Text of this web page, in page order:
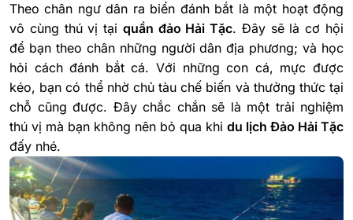
Theo chân ngư dân ra biển đánh bắt là một hoạt động
vô cùng thú vị tại quần đảo Hải Tặc. Đây sẽ là cơ hội
để bạn theo chân những người dân địa phương; và học
hỏi cách đánh bắt cá. Với những con cá, mực được
kéo, bạn có thể nhờ chủ tàu chế biến và thưởng thức tại
chỗ cũng được. Đây chắc chắn sẽ là một trải nghiệm
thú vị mà bạn không nên bỏ qua khi du lịch Đảo Hải Tặc
đấy nhé.